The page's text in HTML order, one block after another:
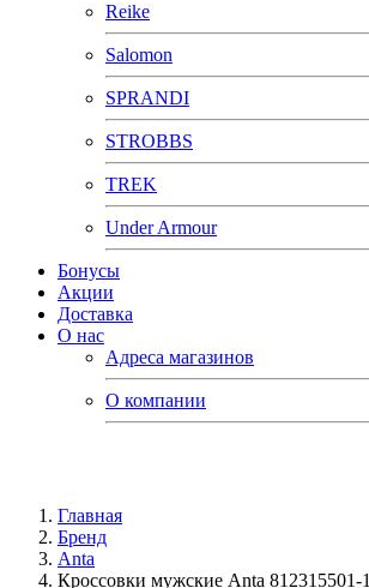
Reike
Salomon
SPRANDI
STROBBS
TREK
Under Armour
Бонусы
Акции
Доставка
О нас
Адреса магазинов
О компании
Главная
Бренд
Anta
Кроссовки мужские Anta 812315501-1